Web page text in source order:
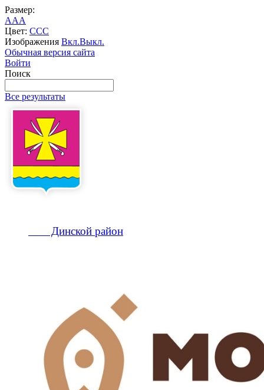
Размер:
AAA
Цвет: CCC
Изображения Вкл.Выкл.
Обычная версия сайта
Войти
Поиск
Все результаты
Динской район